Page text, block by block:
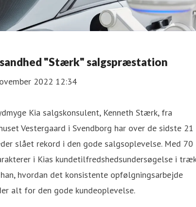
sandhed "Stærk" salgspræstation
2022 12:34
Kia salgskonsulent, Kenneth Stærk, fra
Vestergaard i Svendborg har over de sidste 21
slået rekord i den gode salgsoplevelse. Med 70
i Kias kundetilfredshedsundersøgelse i
hvordan det konsistente opfølgningsarbejde
alt for den gode kundeoplevelse.